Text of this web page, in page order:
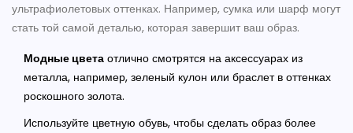
ультрафиолетовых оттенках. Например, сумка или шарф могут
стать той самой деталью, которая завершит ваш образ.
Модные цвета отлично смотрятся на аксессуарах из
металла, например, зеленый кулон или браслет в оттенках
роскошного золота.
Используйте цветную обувь, чтобы сделать образ более